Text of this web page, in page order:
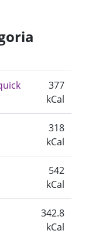
377
kCal
318
kCal
542
kCal
342.8
kCal